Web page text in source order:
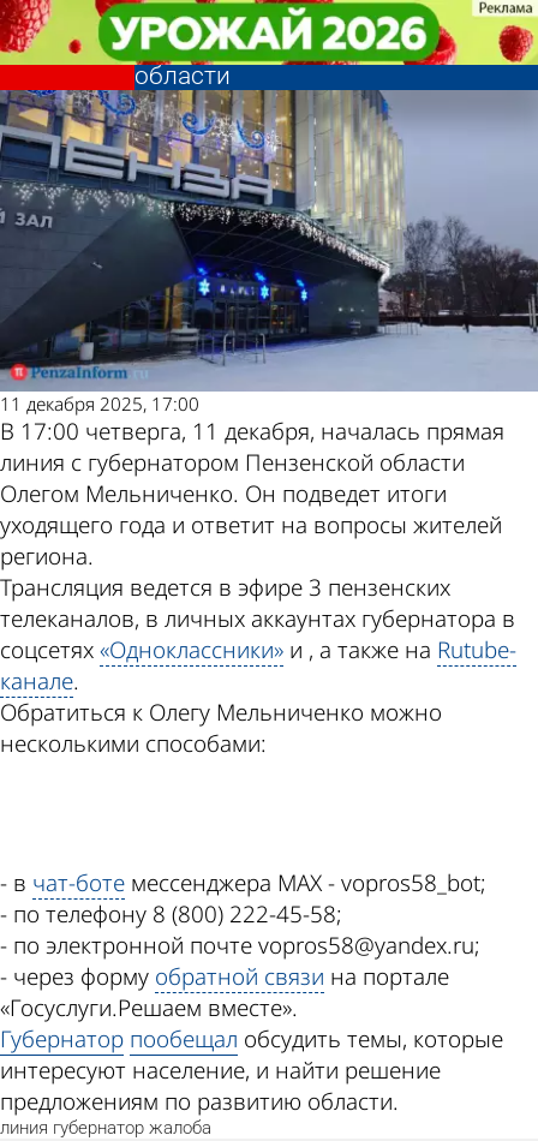
Стартовала прямая линия с
губернатором Пензенской
области
Общество
11 декабря 2025, 17:00
В 17:00 четверга, 11 декабря, началась прямая
линия с губернатором Пензенской области
Олегом Мельниченко. Он подведет итоги
уходящего года и ответит на вопросы жителей
региона.
Трансляция ведется в эфире 3 пензенских
телеканалов, в личных аккаунтах губернатора в
соцсетях«Одноклассники» и , а также на Rutube-
канале.
Обратиться к Олегу Мельниченко можно
несколькими способами:
- в чат-боте мессенджера МАХ - vopros58_bot;
- по телефону 8 (800) 222-45-58;
- по электронной почте vopros58@yandex.ru;
- через форму обратной связи на портале
«Госуслуги.Решаем вместе».
Губернатор пообещал обсудить темы, которые
интересуют население, и найти решение
предложениям по развитию области.
линия губернатор жалоба
Стартовала прямая линия с
губернатором Пензенской
области
Общество
Другие новости по
теме
Погода и курсы
валют в Пензе